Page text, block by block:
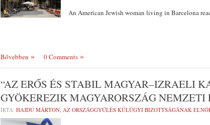
An American Jewish woman living in Barcelona
Bővebben 0 Comments
“AZ ERŐS ÉS STABIL MAGYAR–IZRAELI
GYÖKEREZIK MAGYARORSZÁG NEMZETI
ÍRTA: HAJDÚ MÁRTON, AZ ORSZÁGGYŰLÉS KÜLÜGYI BIZOTTSÁGÁNAK